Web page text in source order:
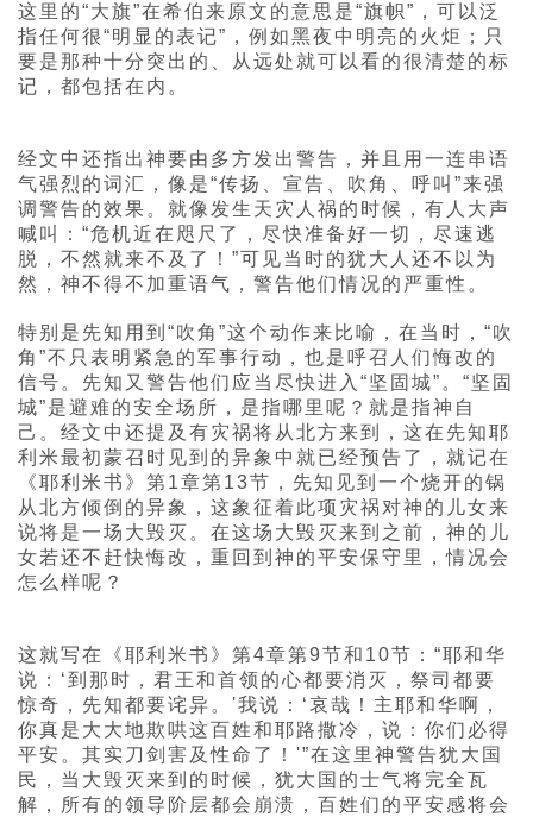
这里的“大旗”在希伯来原文的意思是“旗帜”，可以泛
指任何很“明显的表记”，例如黑夜中明亮的火炬；只
要是那种十分突出的、从远处就可以看的很清楚的标
记，都包括在内。
经文中还指出神要由多方发出警告，并且用一连串语
气强烈的词汇，像是“传扬、宣告、吹角、呼叫”来强
调警告的效果。就像发生天灾人祸的时候，有人大声
喊叫：“危机近在咫尺了，尽快准备好一切，尽速逃
脱，不然就来不及了！”可见当时的犹大人还不以为
然，神不得不加重语气，警告他们情况的严重性。
特别是先知用到“吹角”这个动作来比喻，在当时，“吹
角”不只表明紧急的军事行动，也是呼召人们悔改的
信号。先知又警告他们应当尽快进入“坚固城”。“坚固
城”是避难的安全场所，是指哪里呢？就是指神自
己。经文中还提及有灾祸将从北方来到，这在先知耶
利米最初蒙召时见到的异象中就已经预告了，就记在
《耶利米书》第1章第13节，先知见到一个烧开的锅
从北方倾倒的异象，这象征着此项灾祸对神的儿女来
说将是一场大毁灭。在这场大毁灭来到之前，神的儿
女若还不赶快悔改，重回到神的平安保守里，情况会
怎么样呢？
这就写在《耶利米书》第4章第9节和10节：“耶和华
说：‘到那时，君王和首领的心都要消灭，祭司都要
惊奇，先知都要诧异。'我说：‘哀哉！主耶和华啊，
你真是大大地欺哄这百姓和耶路撒冷，说：你们必得
平安。其实刀剑害及性命了！'”在这里神警告犹大国
民，当大毁灭来到的时候，犹大国的士气将完全瓦
解，所有的领导阶层都会崩溃，百姓们的平安感将会